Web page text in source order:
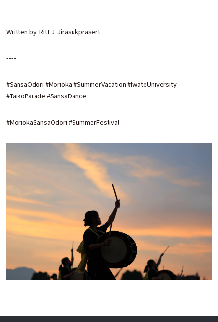
.
Written by: Ritt J. Jirasukprasert
----
#SansaOdori #Morioka #SummerVacation #IwateUniversity
#TaikoParade #SansaDance
#MoriokaSansaOdori #SummerFestival